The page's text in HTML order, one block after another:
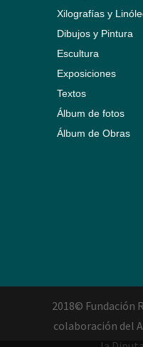
Xilografías y
Dibujos y Pintura
Escultura
Exposiciones
Textos
Álbum de fotos
Álbum de Obras
2018© Fundación
colaboración del